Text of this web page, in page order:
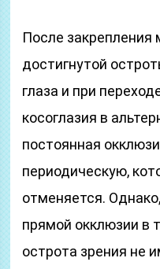
После закрепления
достигнутой
глаза и при
косоглазия в
постоянная
периодическую,
отменяется.
прямой окклюзии в
острота зрения не